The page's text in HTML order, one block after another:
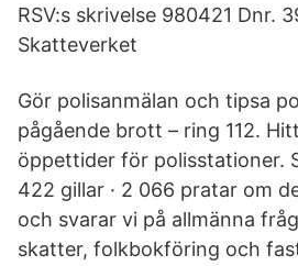
RSV:s skrivelse 980421 Dnr.
Skatteverket
Gör polisanmälan och tipsa
pågående brott – ring 112.
öppettider för polisstationer.
422 gillar · 2 066 pratar om
och svarar vi på allmänna
skatter, folkbokföring och